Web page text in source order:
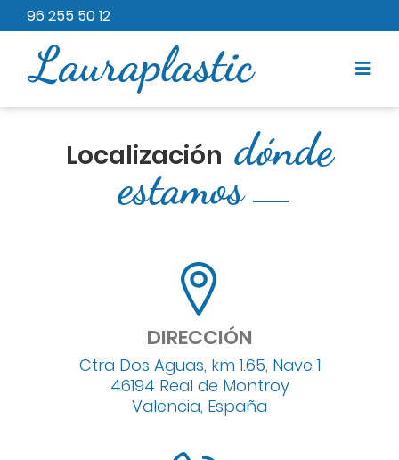
96 255 50 12
Localización dónde
estamos
DIRECCIÓN
Ctra Dos Aguas, km 1.65, Nave 1
46194 Real de Montroy
Valencia, España